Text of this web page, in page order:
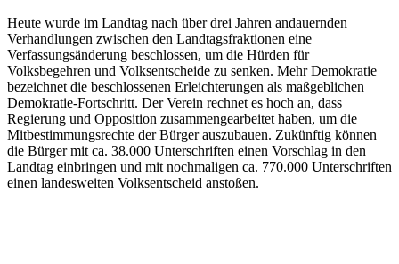
Heute wurde im Landtag nach über drei Jahren andauernden
Verhandlungen zwischen den Landtagsfraktionen eine
Verfassungsänderung beschlossen, um die Hürden für
Volksbegehren und Volksentscheide zu senken. Mehr Demokratie
bezeichnet die beschlossenen Erleichterungen als maßgeblichen
Demokratie-Fortschritt. Der Verein rechnet es hoch an, dass
Regierung und Opposition zusammengearbeitet haben, um die
Mitbestimmungsrechte der Bürger auszubauen. Zukünftig können
die Bürger mit ca. 38.000 Unterschriften einen Vorschlag in den
Landtag einbringen und mit nochmaligen ca. 770.000 Unterschriften
einen landesweiten Volksentscheid anstoßen.